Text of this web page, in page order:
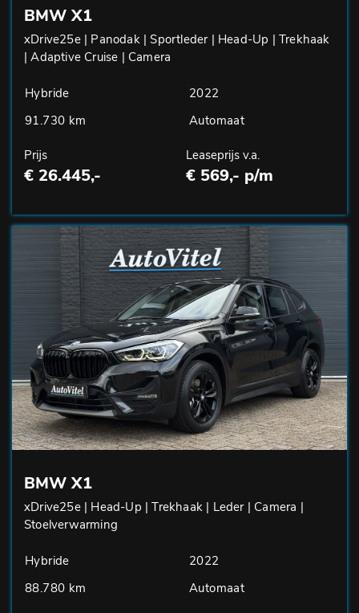
BMW X1
xDrive25e | Panodak | Sportleder | Head-Up | Trekhaak
| Adaptive Cruise | Camera
Hybride
2022
91.730 km
Automaat
Prijs
€ 26.445,-
Leaseprijs v.a.
€ 569,- p/m
BMW X1
xDrive25e | Head-Up | Trekhaak | Leder | Camera |
Stoelverwarming
Hybride
2022
88.780 km
Automaat